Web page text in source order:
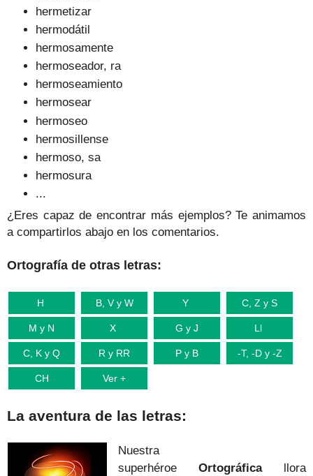
hermetizar
hermodátil
hermosamente
hermoseador, ra
hermoseamiento
hermosear
hermoseo
hermosillense
hermoso, sa
hermosura
...
¿Eres capaz de encontrar más ejemplos? Te animamos
a compartirlos abajo en los comentarios.
Ortografía de otras letras:
H B, V y W Y C, Z y S
M y N X G y J Ll
C, K y Q R y RR P y B -T, -D y -Z
CH Ver +
La aventura de las letras:
Nuestra
superhéroe Ortográficallora